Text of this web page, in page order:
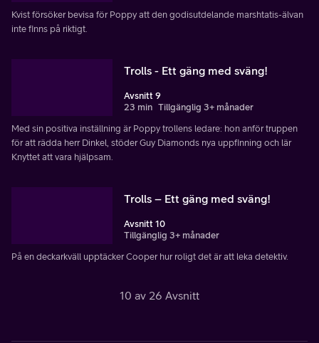
Kvist försöker bevisa för Poppy att den godisutdelande marshtatis-älvan
inte finns på riktigt.
Trolls - Ett gäng med sväng!
Avsnitt 9
23 min Tillgänglig 3+ månader
Med sin positiva inställning är Poppy trollens ledare: hon anför truppen
för att rädda herr Dinkel, stöder Guy Diamonds nya uppfinning och lär
Knyttet att vara hjälpsam.
Trolls – Ett gäng med sväng!
Avsnitt 10
Tillgänglig 3+ månader
På en deckarkväll upptäcker Cooper hur roligt det är att leka detektiv.
10 av 26 Avsnitt